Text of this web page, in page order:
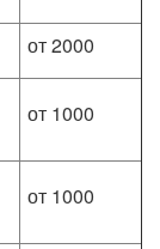
от 2000
от 1000
от 1000